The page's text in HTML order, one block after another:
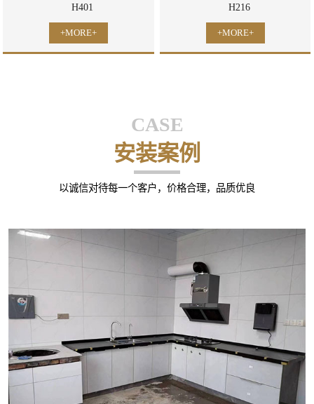
H401
+MORE+
H216
+MORE+
CASE
安装案例
以诚信对待每一个客户，价格合理，品质优良